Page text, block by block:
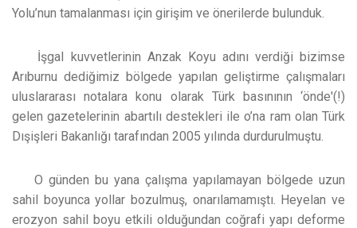
Yolu’nun tamalanması için girişim ve önerilerde bulunduk.
İşgal kuvvetlerinin Anzak Koyu adını verdiği bizimse
Arıburnu dediğimiz bölgede yapılan geliştirme çalışmaları
uluslararası notalara konu olarak Türk basınının ‘önde'(!)
gelen gazetelerinin abartılı destekleri ile o’na ram olan Türk
Dışişleri Bakanlığı tarafından 2005 yılında durdurulmuştu.
O günden bu yana çalışma yapılamayan bölgede uzun
sahil boyunca yollar bozulmuş, onarılamamıştı. Heyelan ve
erozyon sahil boyu etkili olduğundan coğrafi yapı deforme